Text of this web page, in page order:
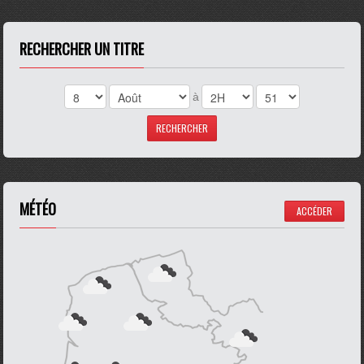
RECHERCHER UN TITRE
à
MÉTÉO ACCÉDER